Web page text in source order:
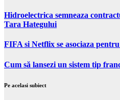
Hidroelectrica semneaza
Tara Hategului
FIFA si Netflix se asociaza
Cum să lansezi un sistem tip
Pe acelasi subiect